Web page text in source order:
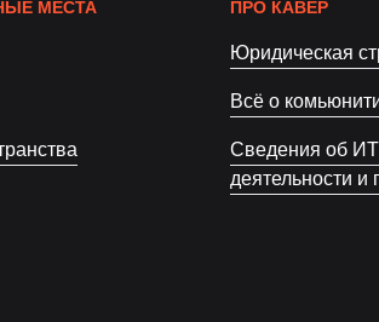
МЕСТА ПРО КАВЁР
Юридическая
Всё о
Сведения об
деятельности и